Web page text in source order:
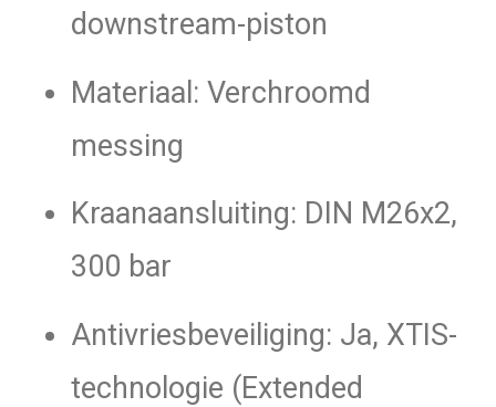
downstream-piston
Materiaal: Verchroomd
messing
Kraanaansluiting: DIN M26x2,
300 bar
Antivriesbeveiliging: Ja, XTIS-
technologie (Extended